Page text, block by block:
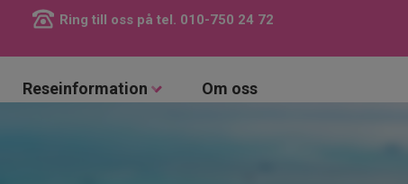
Ring till oss på tel. 010-750 24 72
Reseinformation Om oss